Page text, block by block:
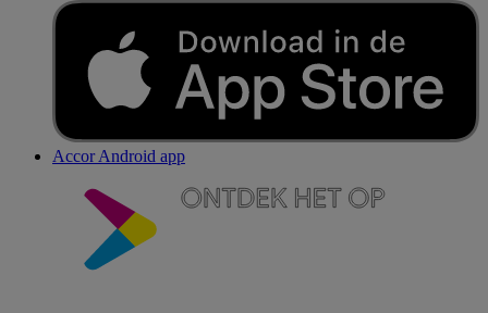
Accor Android app